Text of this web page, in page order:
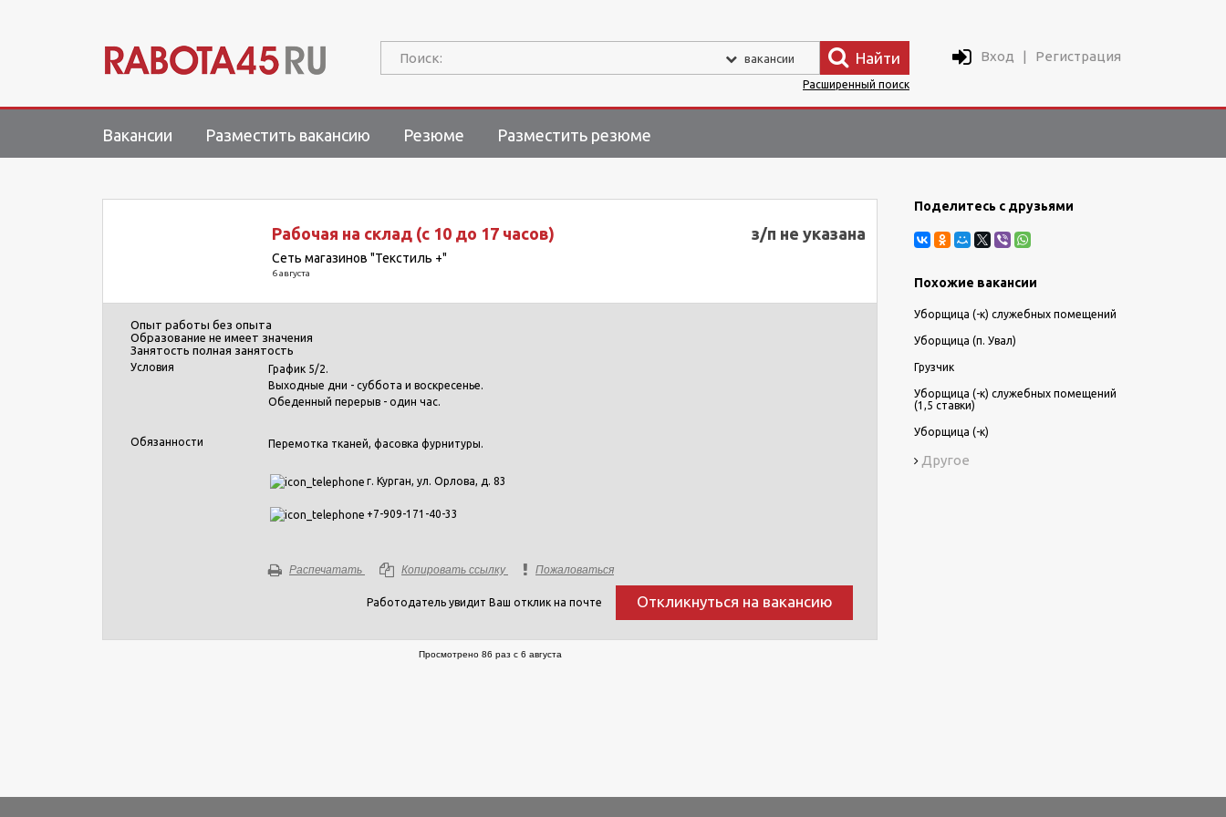
Поиск: вакансии Найти Вход | Регистрация
Расширенный поиск
Вакансии Разместить вакансию Резюме Разместить резюме
Рабочая на склад (с 10 до 17 часов) з/п не указана
Сеть магазинов "Текстиль +"
6 августа
Опыт работы без опыта
Образование не имеет значения
Занятость полная занятость
Условия
График 5/2.
Выходные дни - суббота и воскресенье.
Обеденный перерыв - один час.
Обязанности Перемотка тканей, фасовка фурнитуры.
г. Курган, ул. Орлова, д. 83
+7-909-171-40-33
Распечатать Копировать ссылку Пожаловаться
Работодатель увидит Ваш отклик на почте Откликнуться на вакансию
Просмотрено 86 раз с 6 августа
Поделитесь с друзьями
Похожие вакансии
Уборщица (-к) служебных помещений
Уборщица (п. Увал)
Грузчик
Уборщица (-к) служебных помещений
(1,5 ставки)
Уборщица (-к)
Другое